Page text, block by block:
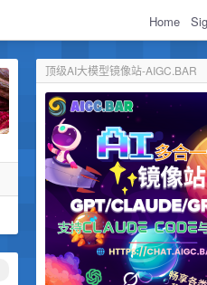
Home
顶级AI大模型镜像站-AIGC.BAR